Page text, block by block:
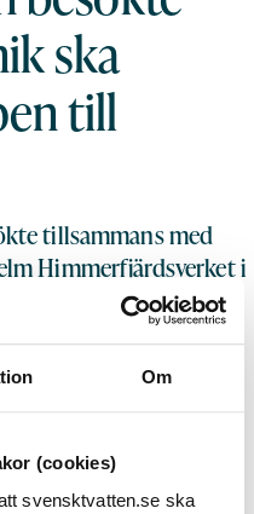
Om
(cookies)
svensktvatten.se ska
ska
till
tillsammans med
Himmerfjärdsverket i
en omfattande
nya tekniken som
näringsämnen till
en
– från
biologisk rening,